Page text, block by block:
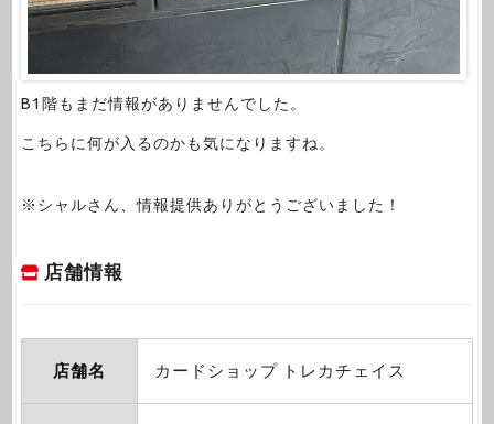
B1階もまだ情報がありませんでした。
こちらに何が入るのかも気になりますね。
※シャルさん、情報提供ありがとうございました！
店舗情報
店舗名 カードショップ トレカチェイス